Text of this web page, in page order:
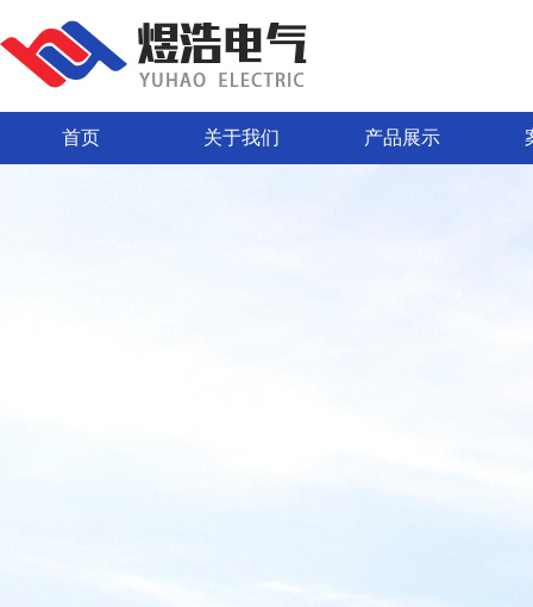
首页 关于我们 产品展示